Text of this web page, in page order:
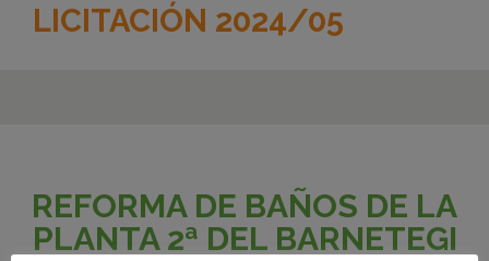
LICITACIÓN 2024/05
REFORMA DE BAÑOS DE LA
PLANTA 2ª DEL BARNETEGI